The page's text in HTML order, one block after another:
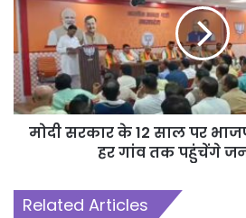
मोदी सरकार के 12 साल पर
हर गांव तक पहुंचेंगे
Related Articles